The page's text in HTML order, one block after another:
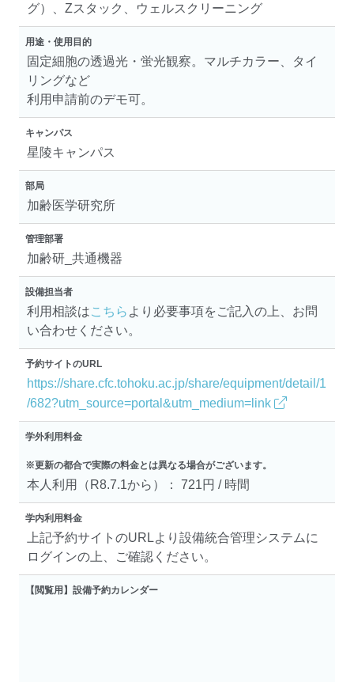
グ）、Zスタック、ウェルスクリーニング
用途・使用目的
固定細胞の透過光・蛍光観察。マルチカラー、タイ
リングなど
利用申請前のデモ可。
キャンパス
星陵キャンパス
部局
加齢医学研究所
管理部署
加齢研_共通機器
設備担当者
利用相談はこちら より必要事項をご記入の上、お問
い合わせください。
予約サイトのURL
https://share.cfc.tohoku.ac.jp/share/equipment/detail/1
/682?utm_source=portal&utm_medium=link
学外利用料金
※更新の都合で実際の料金とは異なる場合がございます。
本人利用（R8.7.1から）： 721円 / 時間
学内利用料金
上記予約サイトのURLより設備統合管理システムに
ログインの上、ご確認ください。
【閲覧用】設備予約カレンダー